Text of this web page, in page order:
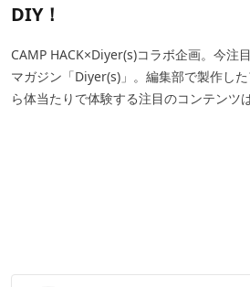
DIY！
CAMP HACK×Diyer(s)コラボ企画。今注
マガジン「Diyer(s)」。編集部で製作し
ら体当たりで体験する注目のコンテンツ